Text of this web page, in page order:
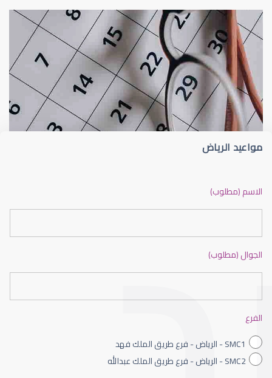
أسباب الماء الماء الأزرق
مواعيد الرياض
الاسم (مطلوب)
الجوال (مطلوب)
الفرع
SMC1 - الرياض - فرع طريق الملك فهد
SMC2 - الرياض - فرع طريق الملك عبدالله